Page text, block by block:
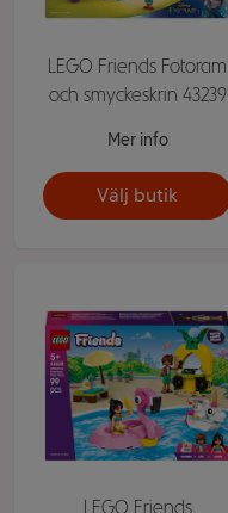
LEGO Friends Fotoram
och smyckeskrin 43239
Mer info
Välj butik
LEGO Friends